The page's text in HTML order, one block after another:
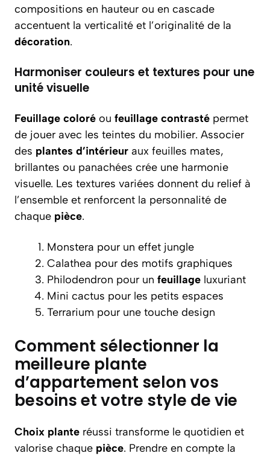
compositions en hauteur ou en cascade
accentuent la verticalité et l’originalité de la
décoration.
Harmoniser couleurs et textures pour une
unité visuelle
Feuillage coloré ou feuillage contrasté permet
de jouer avec les teintes du mobilier. Associer
des plantes d’intérieur aux feuilles mates,
brillantes ou panachées crée une harmonie
visuelle. Les textures variées donnent du relief à
l’ensemble et renforcent la personnalité de
chaque pièce.
Monstera pour un effet jungle
Calathea pour des motifs graphiques
Philodendron pour un feuillage luxuriant
Mini cactus pour les petits espaces
Terrarium pour une touche design
Comment sélectionner la
meilleure plante
d’appartement selon vos
besoins et votre style de vie
Choix plante réussi transforme le quotidien et
valorise chaque pièce. Prendre en compte la